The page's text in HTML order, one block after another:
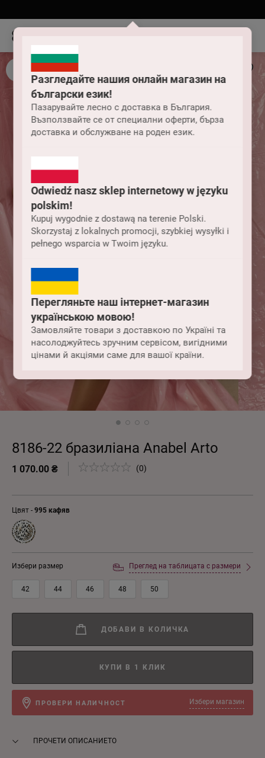
Разгледайте нашия онлайн магазин на
български език!
Пазарувайте лесно с доставка в България.
Възползвайте се от специални оферти, бърза
доставка и обслужване на роден език.
Odwiedź nasz sklep internetowy w języku
polskim!
Kupuj wygodnie z dostawą na terenie Polski.
Skorzystaj z lokalnych promocji, szybkiej wysyłki i
pełnego wsparcia w Twoim języku.
Перегляньте наш інтернет-магазин
українською мовою!
Замовляйте товари з доставкою по Україні та
насолоджуйтесь зручним сервісом, вигідними
цінами й акціями саме для вашої країни.
8186-22 бразиліана Anabel Arto
1 070.00 ₴ (0)
Цвят - 995 кафяв
Избери размер Преглед на таблицата с размери
42 44 46 48 50
ДОБАВИ В КОЛИЧКА
КУПИ В 1 КЛИК
ПРОВЕРИ НАЛИЧНОСТ Избери магазин
ПРОЧЕТИ ОПИСАНИЕТО